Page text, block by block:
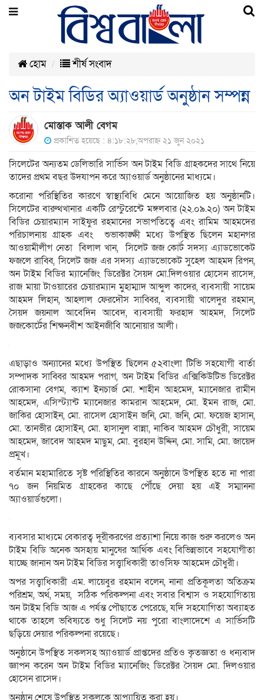
হোম শীর্ষ সংবাদ
অন টাইম বিডির অ্যাওয়ার্ড অনুষ্ঠান সম্পন্ন
মোস্তাক আলী বেগম
প্রকাশিত হয়েছে : ৪:১৮:২৮,অপরাহ্ন ২১ জুন ২০২১
সিলেটের অন্যতম ডেলিভারি সার্ভিস অন টাইম বিডি গ্রাহকদের সাথে নিয়ে
তাদের প্রথম বছর উদযাপন করে অ্যাওয়ার্ড অনুষ্ঠানের মাধ্যমে।
করোনা পরিস্থিতির কারণে স্বাস্থ্যবিধি মেনে আয়োজিত হয় অনুষ্ঠানটি।
সিলেটের বারুথখানার একটি রেস্টুরেন্টে মঙ্গলবার (২২.০৯.২০) অন টাইম
বিডির চেয়ারম্যান সাইফুর রহমানের সভাপতিত্বে এবং রামিম আহমদের
পরিচালনায় গ্রাহক এবং শুভাকাঙ্ক্ষী মধ্যে উপস্থিত ছিলেন মহানগর
আওয়ামীলীগ নেতা বিলাল খান, সিলেট জজ কোর্ট সদস্য এ্যাডভোকেট
ফজলে রাব্বি, সিলেট জজ এর সদস্য এ্যাডভোকেট সুহেল আহমদ রিপন,
অন টাইম বিডির ম্যানেজিং ডিরেক্টর সৈয়দ মো.দিলওয়ার হোসেন রাসেদ,
রাজ মায়া টাওয়ারের চেয়ারম্যান মুহাম্মাদ আব্দুল কাদের, ব্যবসায়ী সায়েম
আহমদ লিহান, আহলাল ফেরদৌস সাব্বির, ব্যবসায়ী খালেদুর রহমান,
সৈয়দ জয়নাল আবেদিন আবেদ, ব্যবসায়ী ফরহাদ আহমদ, সিলেট
জজকোর্টের শিক্ষনবীশ আইনজীবি আনোয়ার আলী।
এছাড়াও অন্যানের মধ্যে উপস্থিত ছিলেন ৫২বাংলা টিভি সহযোগী বার্তা
সম্পাদক সাব্বির আহমদ পরাগ, অন টাইম বিডির এক্সিকিউটিভ ডিরেক্টর
রোকসানা বেগম, ক্যাশ ইনচার্জ মো. শাহীন আহমেদ, ম্যানেজার রামীন
আহমেদ, এসিস্ট্যান্ট ম্যানেজার কামরান আহমেদ, মো. ইমন রাজ, মো.
জাকির হোসাইন, মো. রাসেল হোসাইন জনি, মো. জনি, মো. ফয়েজ হাসান,
মো. তানভীর হোসাইন, মো. হাসানুল বান্না, নাকিব আহমদ চৌধুরী, সায়েম
আহমেদ, জাবেদ আহমদ মাছুম, মো. বুরহান উদ্দিন, মো. সামি, মো. জায়েদ
প্রমূখ।
বর্তমান মহামারিতে সৃষ্ট পরিস্থিতির কারনে অনুষ্ঠানে উপস্থিত হতে না পারা
৭০ জন নিয়মিত গ্রাহকের কাছে পৌঁছে দেয়া হয় এই সম্মাননা
অ্যাওয়ার্ডগুলো।
ব্যবসার মাধ্যমে বেকারত্ব দূরীকরণের প্রত্যাশা নিয়ে কাজ শুরু করলেও অন
টাইম বিডি অনেক অসহায় মানুষের আর্থিক এবং বিভিন্নভাবে সহযোগীতা
যাচ্ছে জানান অন টাইম বিডির সত্ত্বাধিকারী তাওসিফ আহমেদ চৌধুরী।
অপর সত্ত্বাধিকারী এম. লায়েবুর রহমান বলেন, নানা প্রতিকূলতা অতিক্রম
পরিশ্রম, অর্থ, সময়, সঠিক পরিকল্পনা এবং সবার বিশ্বাস ও সহযোগিতায়
অন টাইম বিডি আজ এ পর্যন্ত পৌছাতে পেরেছে, যদি সহযোগিতা অব্যাহত
থাকে তাহলে ভবিষ্যতে শুধু সিলেট নয় পুরো বাংলাদেশে এ সার্ভিসটি
ছড়িয়ে দেয়ার পরিকল্পনা রয়েছে।
অনুষ্ঠানে উপস্থিত সকলসহ অ্যাওয়ার্ড প্রাপ্তদের প্রতিও কৃতজ্ঞতা ও ধন্যবাদ
জ্ঞাপন করেন অন টাইম বিডির ম্যানেজিং ডিরেক্টর সৈয়দ মো. দিলওয়ার
হোসেন রাসেদ।